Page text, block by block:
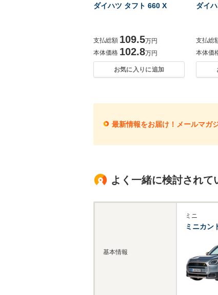
ダイハツ タフト 660 X
支払総額 109.5万円
本体価格 102.8万円
お気に入りに追加
ダイ
支払総
本体価
最新情報をお届け！メールマガ
よく一緒に検討されて
基本情報
ミニ
ミニカン